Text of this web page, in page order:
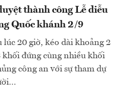
thành công Lễ diễu
Quốc khánh 2/9
lúc 20 giờ, kéo dài khoảng 2
đứng cùng nhiều khối
công an với sự tham dự